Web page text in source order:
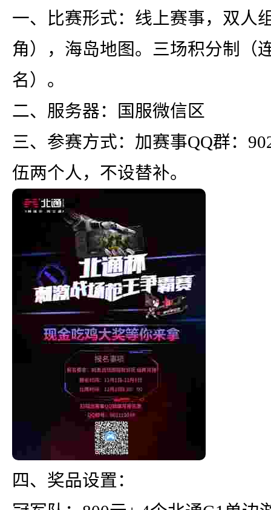
一、比赛形式：线上赛事，双人
角），海岛地图。三场积分制（
名）。
二、服务器：国服微信区
三、参赛方式：加赛事QQ群：
伍两个人，不设替补。
四、奖品设置：